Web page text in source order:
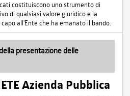
costituiscono uno strumento di
di qualsiasi valore giuridico e la
all'Ente che ha emanato il bando.
presentazione delle
Azienda Pubblica